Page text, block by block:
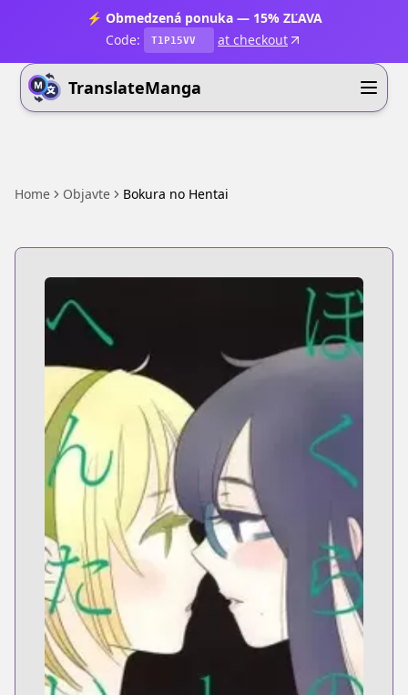
⚡ Obmedzená ponuka — 15% ZĽAVA
Code:
T1P15VV at checkout
TranslateManga
Home Objavte Bokura no Hentai